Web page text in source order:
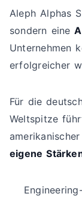
Aleph Alphas
sondern eine
Unternehmen
erfolgreicher
Für die
Weltspitze
eigene